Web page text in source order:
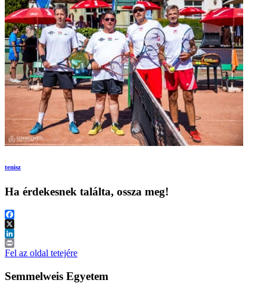
tenisz
Ha érdekesnek találta, ossza meg!
Facebook
X
LinkedIn
Print
Fel az oldal tetejére
Semmelweis Egyetem